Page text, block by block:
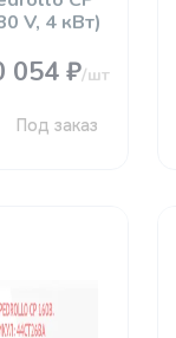
V, 4 кВт)
054 ₽/шт
Под заказ